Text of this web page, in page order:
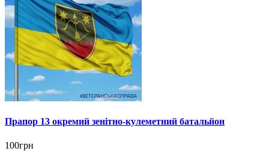
Прапор 13 окремий зенітно-кулеметний батальйон
100грн